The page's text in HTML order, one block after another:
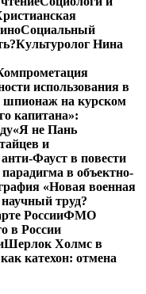
Социальный
Культуролог Нина
использования в
на курском
капитана»:
«Я не Пань
и
Фауст в повести
в объектно-
«Новая военная
научный труд?
РоссииФМО
в России
Шерлок Холмс в
катехон: отмена